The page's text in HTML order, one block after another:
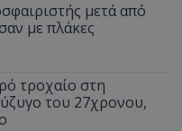
μετά από
με πλάκες
τροχαίο στη
του 27χρονου,